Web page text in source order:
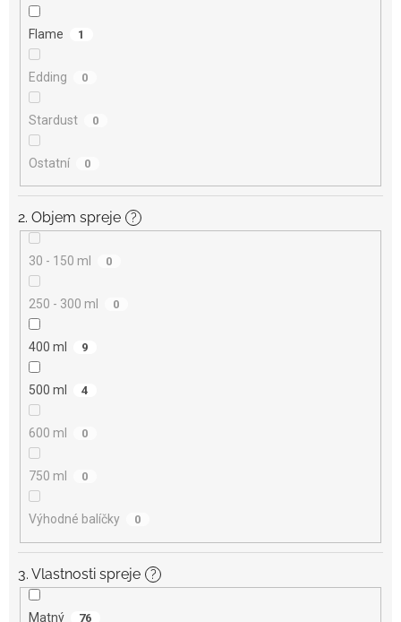
Flame 1
Edding 0
Stardust 0
Ostatní 0
2. Objem spreje ?
30 - 150 ml 0
250 - 300 ml 0
400 ml 9
500 ml 4
600 ml 0
750 ml 0
Výhodné balíčky 0
3. Vlastnosti spreje ?
Matný 76